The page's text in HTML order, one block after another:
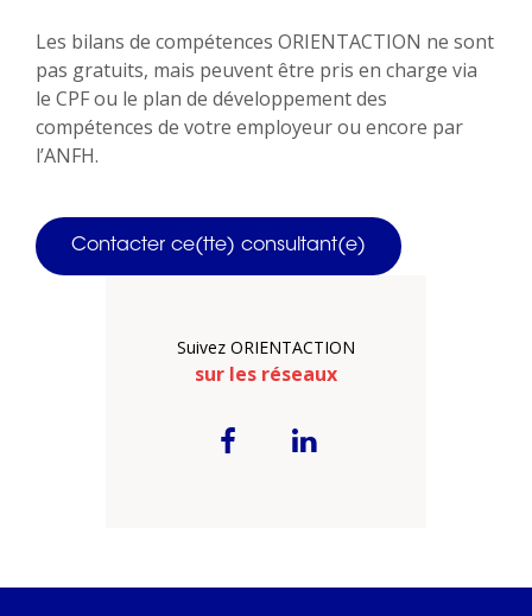
Les bilans de compétences ORIENTACTION ne sont
pas gratuits, mais peuvent être pris en charge via
le CPF ou le plan de développement des
compétences de votre employeur ou encore par
l’ANFH.
Contacter ce(tte) consultant(e)
Suivez ORIENTACTION
sur les réseaux